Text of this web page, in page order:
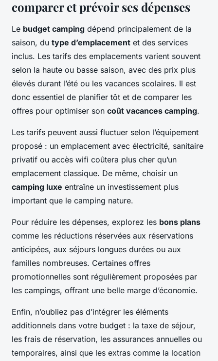
comparer et prévoir ses dépenses
Le budget camping dépend principalement de la
saison, du type d’emplacement et des services
inclus. Les tarifs des emplacements varient souvent
selon la haute ou basse saison, avec des prix plus
élevés durant l’été ou les vacances scolaires. Il est
donc essentiel de planifier tôt et de comparer les
offres pour optimiser son coût vacances camping.
Les tarifs peuvent aussi fluctuer selon l’équipement
proposé : un emplacement avec électricité, sanitaire
privatif ou accès wifi coûtera plus cher qu’un
emplacement classique. De même, choisir un
camping luxe entraîne un investissement plus
important que le camping nature.
Pour réduire les dépenses, explorez les bons plans
comme les réductions réservées aux réservations
anticipées, aux séjours longues durées ou aux
familles nombreuses. Certaines offres
promotionnelles sont régulièrement proposées par
les campings, offrant une belle marge d’économie.
Enfin, n’oubliez pas d’intégrer les éléments
additionnels dans votre budget : la taxe de séjour,
les frais de réservation, les assurances annuelles ou
temporaires, ainsi que les extras comme la location